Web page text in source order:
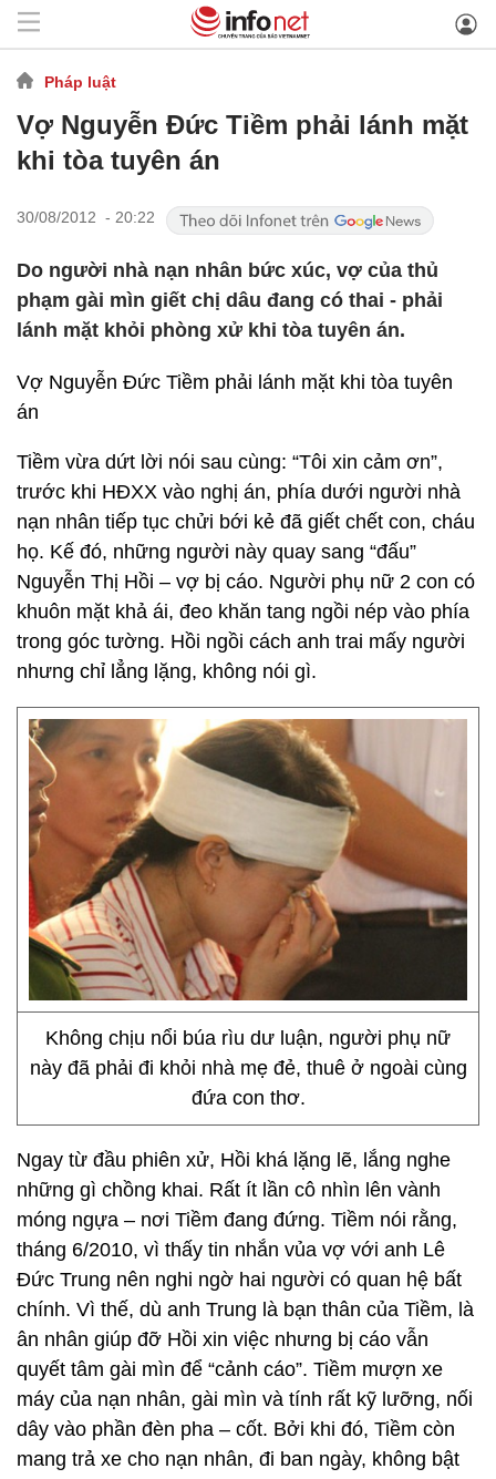
Pháp luật
Vợ Nguyễn Đức Tiềm phải lánh mặt
khi tòa tuyên án
30/08/2012 - 20:22
Do người nhà nạn nhân bức xúc, vợ của thủ
phạm gài mìn giết chị dâu đang có thai - phải
lánh mặt khỏi phòng xử khi tòa tuyên án.
Vợ Nguyễn Đức Tiềm phải lánh mặt khi tòa tuyên
án
Tiềm vừa dứt lời nói sau cùng: “Tôi xin cảm ơn”,
trước khi HĐXX vào nghị án, phía dưới người nhà
nạn nhân tiếp tục chửi bới kẻ đã giết chết con, cháu
họ. Kế đó, những người này quay sang “đấu”
Nguyễn Thị Hồi – vợ bị cáo. Người phụ nữ 2 con có
khuôn mặt khả ái, đeo khăn tang ngồi nép vào phía
trong góc tường. Hồi ngồi cách anh trai mấy người
nhưng chỉ lẳng lặng, không nói gì.
Không chịu nổi búa rìu dư luận, người phụ nữ
này đã phải đi khỏi nhà mẹ đẻ, thuê ở ngoài cùng
đứa con thơ.
Ngay từ đầu phiên xử, Hồi khá lặng lẽ, lắng nghe
những gì chồng khai. Rất ít lần cô nhìn lên vành
móng ngựa – nơi Tiềm đang đứng. Tiềm nói rằng,
tháng 6/2010, vì thấy tin nhắn vủa vợ với anh Lê
Đức Trung nên nghi ngờ hai người có quan hệ bất
chính. Vì thế, dù anh Trung là bạn thân của Tiềm, là
ân nhân giúp đỡ Hồi xin việc nhưng bị cáo vẫn
quyết tâm gài mìn để “cảnh cáo”. Tiềm mượn xe
máy của nạn nhân, gài mìn và tính rất kỹ lưỡng, nối
dây vào phần đèn pha – cốt. Bởi khi đó, Tiềm còn
mang trả xe cho nạn nhân, đi ban ngày, không bật